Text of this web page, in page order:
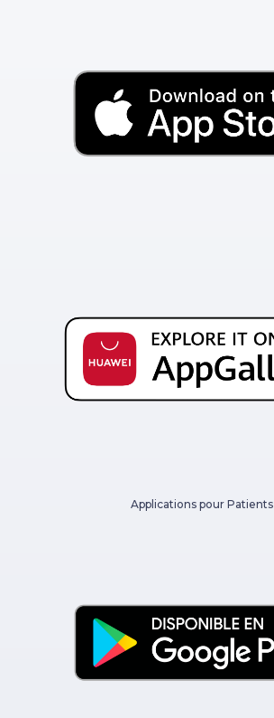
Applications pour Patients